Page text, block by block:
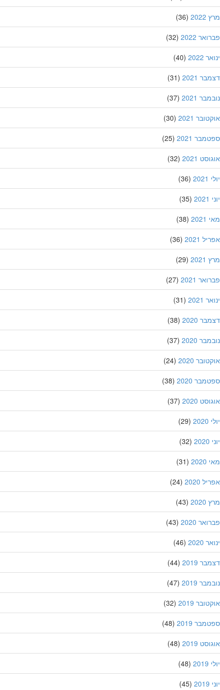
(36)
2022
(32)
2022
(40)
2021
(31)
2021
(37)
2021
(30)
2021
(25)
2021
(32)
(36)
(35)
(38)
2021
(36)
(29)
2021
(27)
2021
(31)
2020
(38)
2020
(37)
2020
(24)
2020
(38)
2020
(37)
(29)
(32)
(31)
2020
(24)
(43)
2020
(43)
2020
(46)
2019
(44)
2019
(47)
2019
(32)
2019
(48)
2019
(48)
(48)
(45)